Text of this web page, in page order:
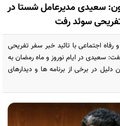
سعیدی مدیرعامل شستا در
سوئد رفت
رفاه اجتماعی با تائید خبر سفر تفریحی
سعیدی در ایام نوروز و ماه رمضان به
در برخی از برنامه ها و دیدارهای